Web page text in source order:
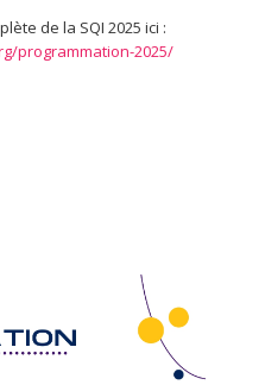
de la SQI 2025 ici :
programmation-2025/